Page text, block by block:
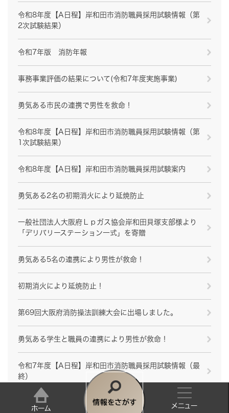
情
令和8年度【A日程】岸和田市消防職員採用試験情報（第
2次試験結果）
令和7年版 消防年報
事務事業評価の結果について(令和7年度実施事業)
勇気ある市民の連携で男性を救命！
令和8年度【A日程】岸和田市消防職員採用試験情報（第
1次試験結果）
令和8年度【A日程】岸和田市消防職員採用試験案内
勇気ある2名の初期消火により延焼防止
一般社団法人大阪府Ｌｐガス協会岸和田貝塚支部様より
「デリバリーステーション一式」を寄贈
勇気ある5名の連携により男性が救命！
初期消火により延焼防止！
第69回大阪府消防操法訓練大会に出場しました。
勇気ある学生と職員の連携により男性が救命！
令和7年度【A日程】岸和田市消防職員採用試験情報（最
終）
岸和田市消防施設計画